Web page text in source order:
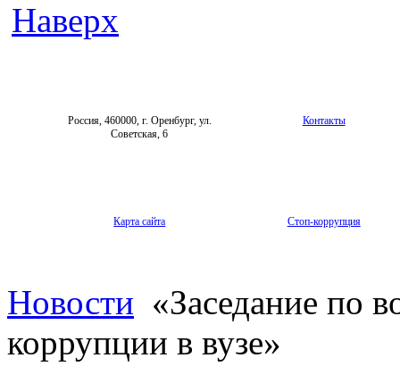
Наверх
Россия, 460000, г. Оренбург, ул.
Советская, 6
Контакты
Карта сайта Стоп-коррупция
Новости «Заседание по
коррупции в вузе»